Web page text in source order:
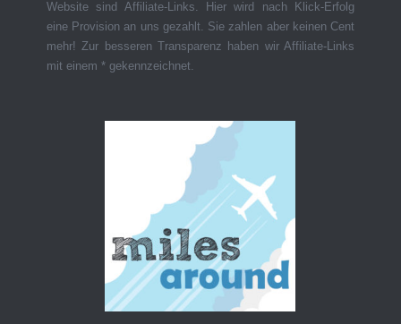
Website sind Affiliate-Links. Hier wird nach Klick-Erfolg
eine Provision an uns gezahlt. Sie zahlen aber keinen Cent
mehr! Zur besseren Transparenz haben wir Affiliate-Links
mit einem * gekennzeichnet.